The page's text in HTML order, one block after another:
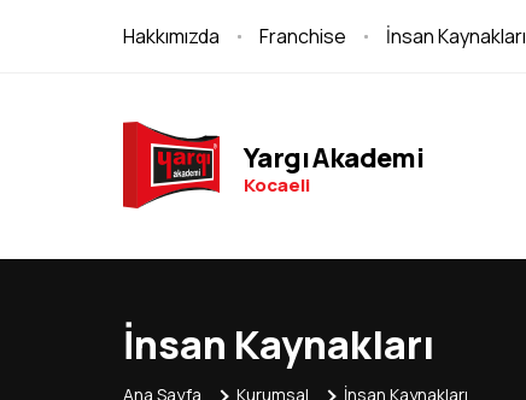
Hakkımızda Franchise İnsan Kaynakları
Yargı Akademi
Kocaeli
İnsan Kaynakları
Ana Sayfa Kurumsal İnsan Kaynakları